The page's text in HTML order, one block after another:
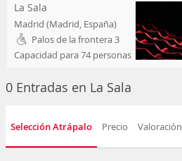
La Sala
Madrid (Madrid, España)
Palos de la frontera 3
Capacidad para 74 personas
0 Entradas en La Sala
Selección Atrápalo Precio Valoración